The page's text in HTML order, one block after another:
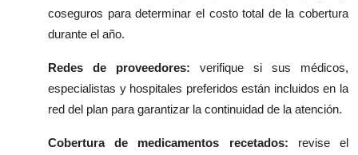
coseguros para determinar el costo total de la cobertura
durante el año.
Redes de proveedores: verifique si sus médicos,
especialistas y hospitales preferidos están incluidos en la
red del plan para garantizar la continuidad de la atención.
Cobertura de medicamentos recetados: revise el